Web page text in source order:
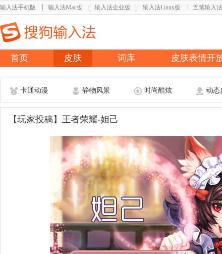
输入法手机版 输入法Mac版 输入法企业版 输入法Linux版 五笔输入法
首页 皮肤 词库 皮肤表情开
卡通动漫 静物风景 时尚酷炫 动态
【玩家投稿】王者荣耀-妲己